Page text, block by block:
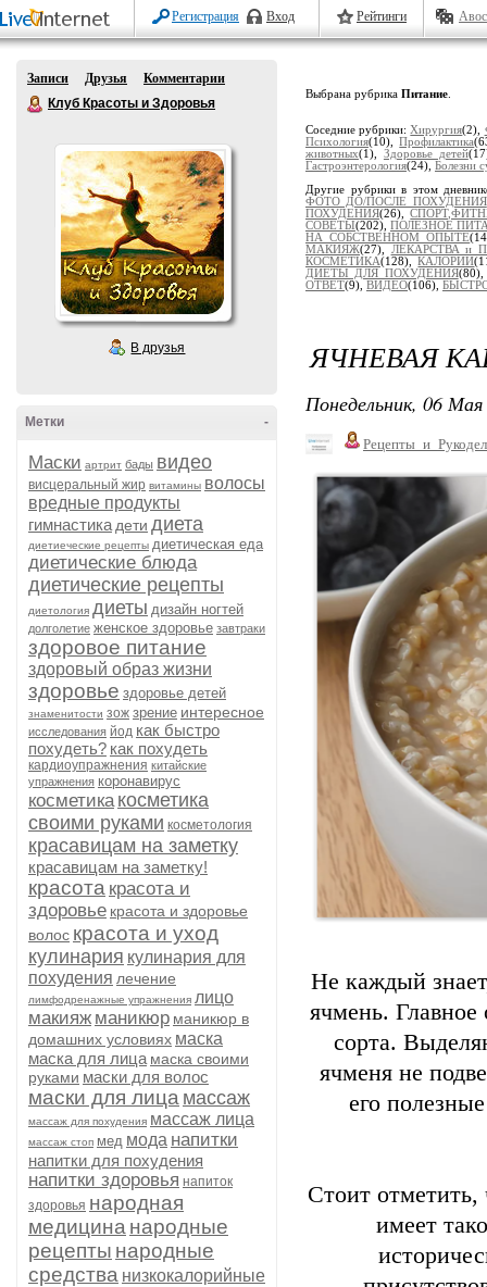
Регистрация Вход Рейтинги
Записи Друзья
Комментарии
Клуб Красоты и Здоровья
В друзья
-
Метки
Маски артрит бады видео
висцеральный жир витамины волосы
вредные продукты
гимнастика дети диета
диетиеческие рецепты диетическая еда
диетические блюда
диетические рецепты
диетология диеты дизайн ногтей
долголетие женское здоровье завтраки
здоровое питание
здоровый образ жизни
здоровье здоровье детей
знаменитости зож зрение интересное
исследования йод как быстро
похудеть? как похудеть
кардиоупражнения китайские
упражнения коронавирус
косметика косметика
своими руками косметология
красавицам на заметку
красавицам на заметку!
красота красота и
здоровье красота и здоровье
волос красота и уход
кулинария кулинария для
похудения лечение
лимфодренажные упражнения лицо
макияж маникюр маникюр в
домашних условиях маска
маска для лица маска своими
руками маски для волос
маски для лица массаж
массаж для похудения массаж лица
массаж стоп мед мода напитки
напитки для похудения
напитки здоровья напиток
здоровья народная
медицина народные
рецепты народные
средства низкокалорийные
Выбрана рубрика Питание
Соседние рубрики:Хирургия(2),
Психология(10),Профилактика
животных(1), Здоровье детей
Гастроэнтерология(24), Болезни
Другие рубрики в этом
ФОТО ДО/ПОСЛЕ ПОХУДЕНИЯ
ПОХУДЕНИЯ(26),
СОВЕТЫ(202), ПОЛЕЗНОЕ
НА СОБСТВЕННОМ ОПЫТЕ
МАКИЯЖ(27),
ЛЕКАРСТВА и
КОСМЕТИКА(128),КАЛОРИИ
ДИЕТЫ ДЛЯ ПОХУДЕНИЯ
ОТВЕТ(9), ВИДЕО(106),
ЯЧНЕВАЯ
Понедельник, 06
Не каждый
ячмень.
сорта.
ячменя не
его
Стоит отметить,
имеет